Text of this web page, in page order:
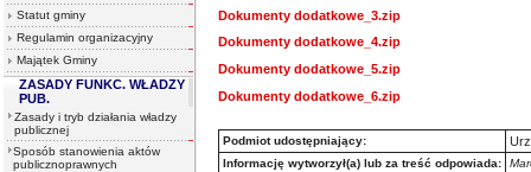
Statut gminy
Regulamin organizacyjny
Majątek Gminy
ZASADY FUNKC. WŁADZY
PUB.
Zasady i tryb działania władzy
publicznej
Sposób stanowienia aktów
publicznoprawnych
Dokumenty dodatkowe_3.zip
Dokumenty dodatkowe_4.zip
Dokumenty dodatkowe_5.zip
Dokumenty dodatkowe_6.zip
Podmiot udostępniający:
Informację wytworzył(a) lub za treść odpowiada: